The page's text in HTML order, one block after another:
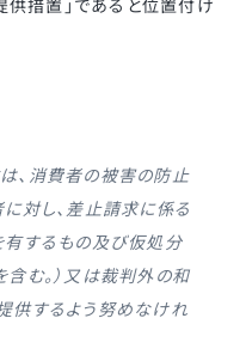
供措置」であると位置付け
、消費者の被害の防止
対し、差止請求に係る
有するもの及び仮処分
む。）又は裁判外の和
供するよう努めなけれ